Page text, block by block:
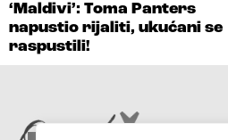
‘Maldivi’: Toma Panters
napustio rijaliti, ukućani se
raspustili!